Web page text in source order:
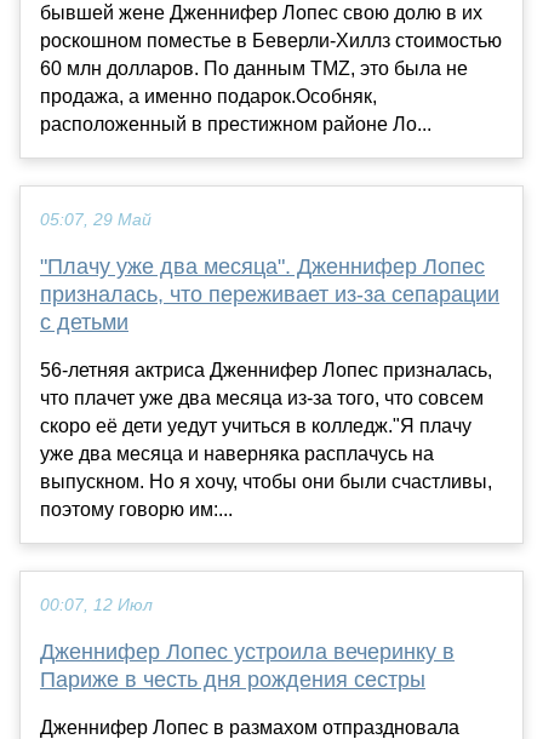
бывшей жене Дженнифер Лопес свою долю в их
роскошном поместье в Беверли-Хиллз стоимостью
60 млн долларов. По данным TMZ, это была не
продажа, а именно подарок.Особняк,
расположенный в престижном районе Ло...
05:07, 29 Май
"Плачу уже два месяца". Дженнифер Лопес
призналась, что переживает из-за сепарации
с детьми
56-летняя актриса Дженнифер Лопес призналась,
что плачет уже два месяца из-за того, что совсем
скоро её дети уедут учиться в колледж."Я плачу
уже два месяца и наверняка расплачусь на
выпускном. Но я хочу, чтобы они были счастливы,
поэтому говорю им:...
00:07, 12 Июл
Дженнифер Лопес устроила вечеринку в
Париже в честь дня рождения сестры
Дженнифер Лопес в размахом отпраздновала